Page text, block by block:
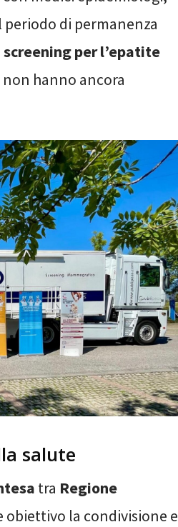
di permanenza
screening per l’epatite
non hanno ancora
salute
tra Regione
obiettivo la condivisione e